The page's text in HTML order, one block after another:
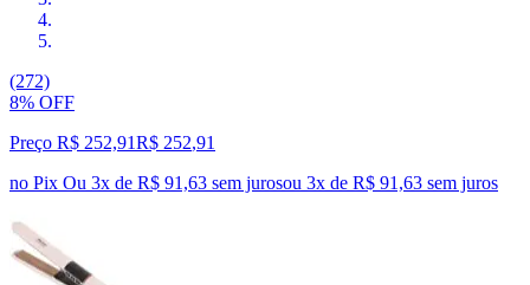
(272)
8% OFF
Preço R$ 252,91R$ 252,91
no Pix Ou 3x de R$ 91,63 sem jurosou 3x de R$ 91,63 sem juros